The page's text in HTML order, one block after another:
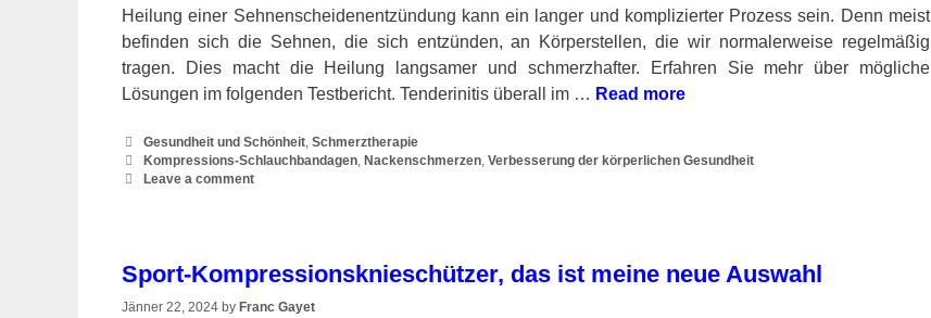
Heilung einer Sehnenscheidenentzündung kann ein langer und komplizierter Prozess sein. Denn meist
befinden sich die Sehnen, die sich entzünden, an Körperstellen, die wir normalerweise regelmäßig
tragen. Dies macht die Heilung langsamer und schmerzhafter. Erfahren Sie mehr über mögliche
Lösungen im folgenden Testbericht. Tenderinitis überall im … Read more
Categories
Gesundheit und Schönheit ,Schmerztherapie
Tags
Kompressions-Schlauchbandagen ,Nackenschmerzen ,Verbesserung der körperlichen Gesundheit
Leave a comment
Sport-Kompressionsknieschützer, das ist meine neue Auswahl
Jänner 22, 2024 by Franc Gayet